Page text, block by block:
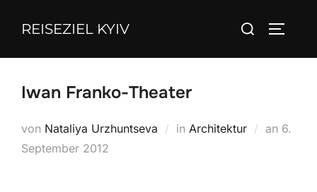
InhaltREISEZIEL KYIV
Suchen
Iwan Franko-Theater
von Nataliya Urzhuntseva in Architektur an 6.
September 2012